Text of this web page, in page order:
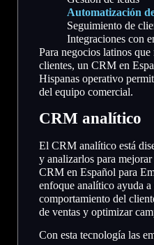
Automatización
Seguimiento de
Integraciones con
Para negocios latinos
clientes, un CRM en
Hispanas operativo
del equipo comercial.
CRM analítico
El CRM analítico está
y analizarlos para
CRM en Español para
enfoque analítico ayuda a
comportamiento del
de ventas y optimizar
Con esta tecnología las